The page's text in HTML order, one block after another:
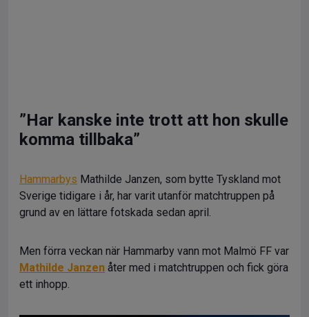
”Har kanske inte trott att hon skulle
komma tillbaka”
Hammarbys Mathilde Janzen, som bytte Tyskland mot
Sverige tidigare i år, har varit utanför matchtruppen på
grund av en lättare fotskada sedan april.
Men förra veckan när Hammarby vann mot Malmö FF var
Mathilde Janzen åter med i matchtruppen och fick göra
ett inhopp.